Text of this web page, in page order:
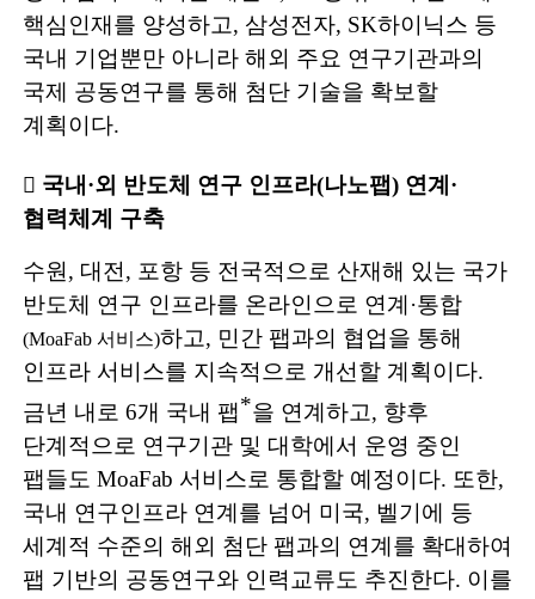
핵심인재를 양성하고, 삼성전자, SK하이닉스 등
국내 기업뿐만 아니라 해외 주요 연구기관과의
국제 공동연구를 통해 첨단 기술을 확보할
계획이다.
󰊴 국내 ·외 반도체 연구 인프라(나노팹) 연계 ·
협력체계 구축
수원 , 대전, 포항 등 전국적으로 산재해 있는 국가
반도체 연구 인프라를 온라인으로 연계 ·통합
(MoaFab 서비스)하고, 민간 팹과의 협업을 통해
인프라 서비스를 지속적으로 개선할 계획이다.
금년 내로 6개 국내 팹*을 연계하고, 향후
단계적으로 연구기관 및 대학에서 운영 중인
팹들도 MoaFab 서비스로 통합할 예정이다. 또한,
국내 연구인프라 연계를 넘어 미국, 벨기에 등
세계적 수준의 해외 첨단 팹과의 연계를 확대하여
팹 기반의 공동연구와 인력교류도 추진한다. 이를